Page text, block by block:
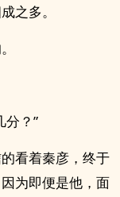
之多。
分？”
看着秦彦，终于
为即便是他，面